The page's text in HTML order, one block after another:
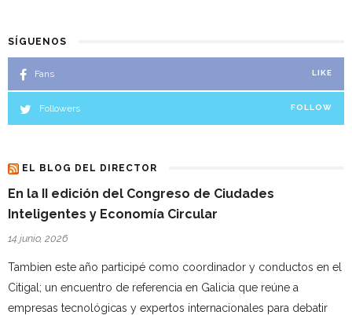
SÍGUENOS
Fans LIKE
Followers FOLLOW
EL BLOG DEL DIRECTOR
En la II edición del Congreso de Ciudades
Inteligentes y Economía Circular
14 junio, 2026
Tambien este año participé como coordinador y conductos en el
Citigal; un encuentro de referencia en Galicia que reúne a
empresas tecnológicas y expertos internacionales para debatir